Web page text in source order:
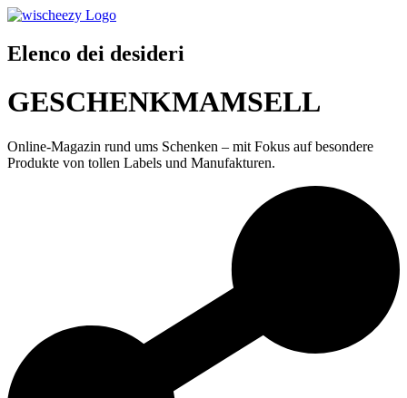
Elenco dei desideri
GESCHENKMAMSELL
Online-Magazin rund ums Schenken – mit Fokus auf besondere
Produkte von tollen Labels und Manufakturen.